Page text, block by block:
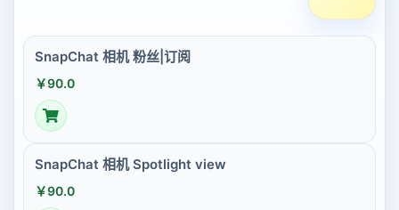
SnapChat 相机 粉丝|订阅
￥90.0
SnapChat 相机 Spotlight view
￥90.0